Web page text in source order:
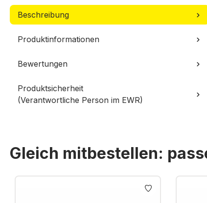
Beschreibung
Produktinformationen
Bewertungen
Produktsicherheit
(Verantwortliche Person im EWR)
Gleich mitbestellen:
Produktgalerie überspringen